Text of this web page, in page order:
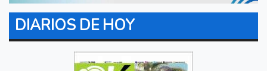
DIARIOS DE HOY